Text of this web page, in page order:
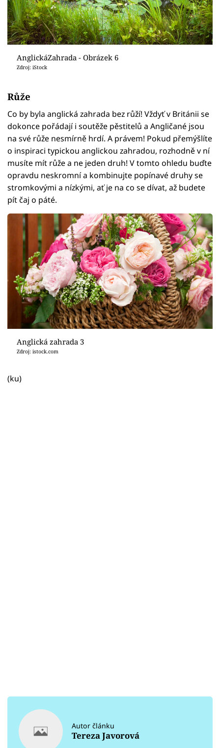
AnglickáZahrada - Obrázek 6
Zdroj: iStock
Růže
Co by byla anglická zahrada bez růží! Vždyť v Británii se
dokonce pořádají i soutěže pěstitelů a Angličané jsou
na své růže nesmírně hrdí. A právem! Pokud přemýšlíte
o inspiraci typickou anglickou zahradou, rozhodně v ní
musíte mít růže a ne jeden druh! V tomto ohledu buďte
opravdu neskromní a kombinujte popínavé druhy se
stromkovými a nízkými, ať je na co se dívat, až budete
pít čaj o páté.
Anglická zahrada 3
Zdroj: istock.com
(ku)
Autor článku
Tereza Javorová